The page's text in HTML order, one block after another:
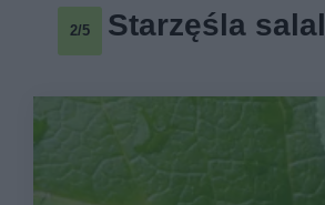
2/5 Starzęśla salal